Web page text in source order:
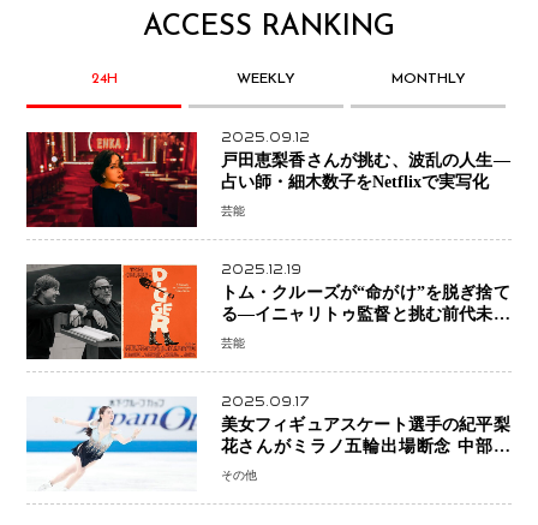
ACCESS RANKING
24H WEEKLY MONTHLY
2025.09.12
戸田恵梨香さんが挑む、波乱の人生―
占い師・細木数子をNetflixで実写化
芸能
2025.12.19
トム・クルーズが“命がけ”を脱ぎ捨て
る―イニャリトゥ監督と挑む前代未聞
の大惨事コメディ「DIGGER ディガ
芸能
2025.09.17
美女フィギュアスケート選手の紀平梨
花さんがミラノ五輪出場断念 中部選
手権欠場を発表「安全最優先の判断」
その他